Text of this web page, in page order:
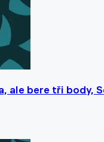
ale bere tři body,